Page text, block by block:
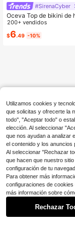
#SirenaCyber
Oceva Top de bikini de
bertura en el pecho de
a mujer
200+ vendidos
$6.49 -10%
Utilizamos cookies y
que solicitas y ofrecerte la
todo", "Aceptar todo" o
elección. Al seleccionar
que nos ayudan a analizar
el contenido y los anuncios
Al seleccionar "Rechazar
que hacen que nuestro
configuración de tu
Para obtener más
configuraciones de
más información sobre
Rechazar